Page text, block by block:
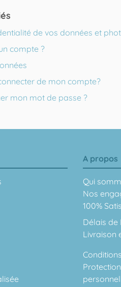
de vos données et
compte ?
de mon compte?
mon mot de passe ?
A propos
Qui
Nos
100%
Délais de
Livraison